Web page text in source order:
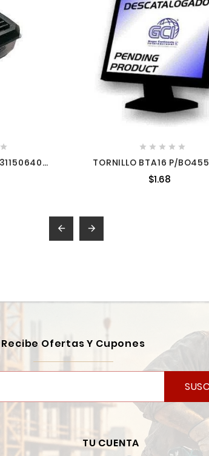
     
TORNILLO BTA16 P/
2658714
$1.68
 
Recibe Ofertas Y Cupones
TU CUENTA